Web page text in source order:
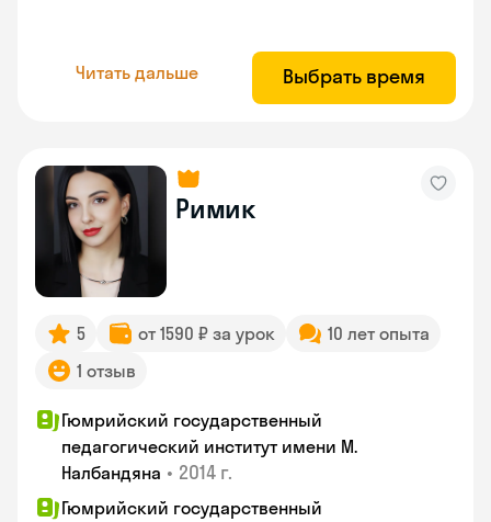
Читать дальше Выбрать время
Римик
5 от 1590 ₽ за урок
10 лет опыта
1 отзыв
Гюмрийский государственный
педагогический институт имени М.
Налбандяна • 2014 г.
Гюмрийский государственный